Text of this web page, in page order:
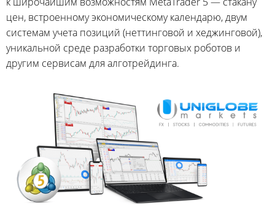
цен, встроенному экономическому календарю, двум
системам учета позиций (неттинговой и хеджинговой),
уникальной среде разработки торговых роботов и
другим сервисам для алготрейдинга.